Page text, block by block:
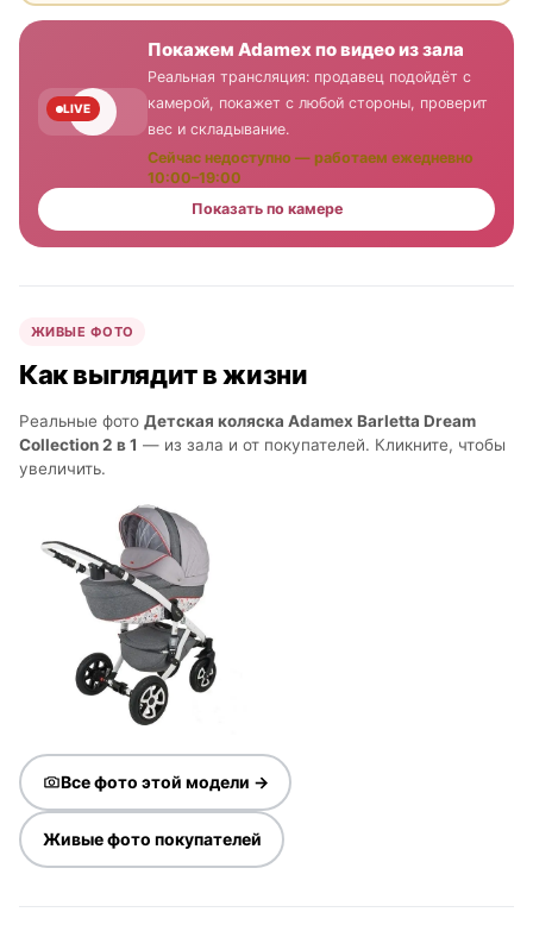
LIVE
Покажем Adamex по видео из зала
Реальная трансляция: продавец подойдёт с
камерой, покажет с любой стороны, проверит
вес и складывание.
Сейчас недоступно — работаем ежедневно
10:00–19:00
Показать по камере
ЖИВЫЕ ФОТО
Как выглядит в жизни
Реальные фото Детская коляска Adamex Barletta Dream
Collection 2 в 1 — из зала и от покупателей. Кликните, чтобы
увеличить.
Все фото этой модели →
Живые фото покупателей